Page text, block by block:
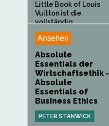
Little Book of Louis
Vuitton ist die
vollständig...
Ansehen
Absolute
Essentials der
Wirtschaftsethik -
Absolute
Essentials of
Business Ethics
PETER STANWICK